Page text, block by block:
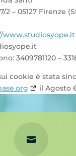
2 – 05127 Firenze
www.studiosyope.it
3409781120 –
cookie è stata
il Agosto
